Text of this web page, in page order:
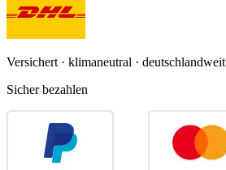
Versichert · klimaneutral · deutschlandweit
Sicher bezahlen